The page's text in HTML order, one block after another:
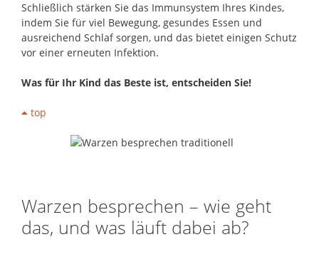
Schließlich stärken Sie das Immunsystem Ihres Kindes,
indem Sie für viel Bewegung, gesundes Essen und
ausreichend Schlaf sorgen, und das bietet einigen Schutz
vor einer erneuten Infektion.
Was für Ihr Kind das Beste ist, entscheiden Sie!
top
Warzen besprechen – wie geht
das, und was läuft dabei ab?